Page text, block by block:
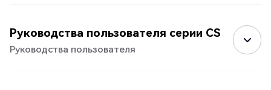
Руководства пользователя серии CS
Руководства пользователя